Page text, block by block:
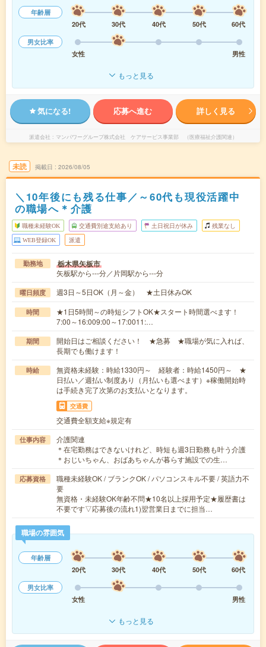
年齢層
20代
30代 40代 50代
60代
男女比率
女性
男性
もっと見る
気になる! 応募へ進む 詳しく見る
派遣会社 マンパワーグループ株式会社 ケアサービス事業部 （医療福祉介護関連）
未読 掲載日 2026/08/05
＼10年後にも残る仕事／～60代も現役活躍中
の職場へ＊介護
職種未経験OK 交通費別途支給あり 土日祝日が休み 残業なし
WEB登録OK 派遣
勤務地 栃木県矢板市
矢板駅から---分／片岡駅から---分
曜日頻度 週3日～5日OK（月～金） ★土日休みOK
時間
★1日5時間～の時短シフトOK★スタート時間選べます！
7:00～16:009:00～17:0011:…
期間
開始日はご相談ください！ ★急募 ★職場が気に入れば、
長期でも働けます！
時給
無資格未経験：時給1330円～ 経験者：時給1450円～ ★
日払い／週払い制度あり（月払いも選べます）※稼働開始時
は手続き完了次第のお支払いとなります。
交通費
交通費全額支給※規定有
仕事内容
介護関連
＊在宅勤務はできないけれど、時短も週3日勤務も叶う介護
＊おじいちゃん、おばあちゃんが暮らす施設での生…
応募資格
職種未経験OK / ブランクOK / パソコンスキル不要 / 英語力不
要
無資格・未経験OK年齢不問★10名以上採用予定★履歴書は
不要です▽応募後の流れ1)翌営業日までに担当…
職場の雰囲気
年齢層
20代
30代 40代 50代
60代
男女比率
女性
男性
もっと見る